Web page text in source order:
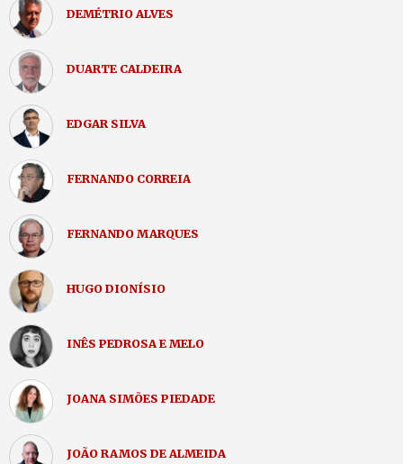
DEMÉTRIO ALVES
DUARTE CALDEIRA
EDGAR SILVA
FERNANDO CORREIA
FERNANDO MARQUES
HUGO DIONÍSIO
INÊS PEDROSA E MELO
JOANA SIMÕES PIEDADE
JOÃO RAMOS DE ALMEIDA